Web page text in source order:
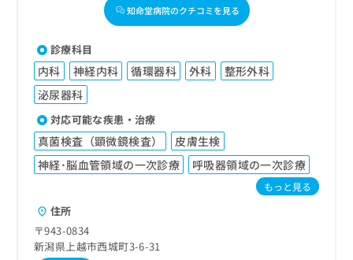
知命堂病院のクチコミを見る
診療科目
内科 神経内科 循環器科 外科
整形外科
泌尿器科
対応可能な疾患・治療
真菌検査（顕微鏡検査）
皮膚生検
神経･脳血管領域の一次診療
呼吸器領域の一次診療
もっと見る
住所
〒943-0834
新潟県上越市西城町3-6-31